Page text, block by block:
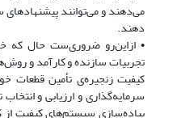
می‌دهند و می‌توانند پیشنهادهای
دهند.
• ازاین‌رو ضروری‌ست حال که
تجربیات سازنده و کارآمد و
کیفیت زنجیره‌ی تأمین قطعات
سرمایه‌گذاری و ارزیابی و
پیاده‌سازی سیستم‌های کیفیت از